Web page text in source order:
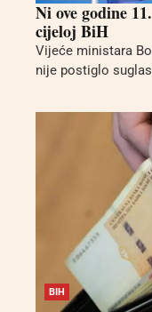
Ni ove godine
cijeloj BiH
Vijeće ministara
nije postiglo
BIH